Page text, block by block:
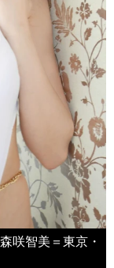
咲智美＝東京・